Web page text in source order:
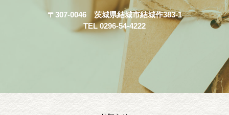
〒307-0046 茨城県結城市結城作383-1
TEL 0296-54-4222